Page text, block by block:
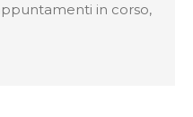
in corso,